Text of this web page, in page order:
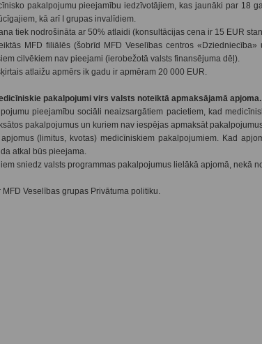
pakalpojumu pieejamību iedzīvotājiem, kas jaunāki par 18
kā arī I grupas invalīdiem.
tiek nodrošināta ar 50% atlaidi (konsultācijas cena ir 15 EUR
MFD filiālēs (šobrīd MFD Veselības centros
cilvēkiem nav pieejami (ierobežotā valsts finansējuma dēļ).
atlaižu apmērs ik gadu ir apmēram 20 000 EUR.
pakalpojumi virs valsts noteiktā apmaksājamā apjoma.
pieejamību sociāli neaizsargātiem pacietiem, kad
pakalpojumus un kuriem nav iespējas apmaksāt
(limitus, kvotas) medicīniskiem pakalpojumiem. Kad
atkal būs pieejama.
sniedz valsts programmas pakalpojumus lielākā apjomā, nekā
Veselības grupas Privātuma politiku.